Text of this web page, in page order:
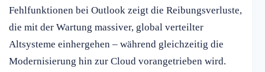
Fehlfunktionen bei Outlook zeigt die Reibungsverluste,
die mit der Wartung massiver, global verteilter
Altsysteme einhergehen – während gleichzeitig die
Modernisierung hin zur Cloud vorangetrieben wird.